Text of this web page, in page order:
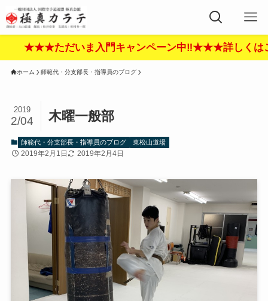
ただいま入門キャンペーン中‼︎★★★詳しくはここを
ホーム 師範代・分支部長・指導員のブログ
木曜一般部
2019
2/04
師範代・分支部長・指導員のブログ 東松山道場
2019年2月1日 2019年2月4日